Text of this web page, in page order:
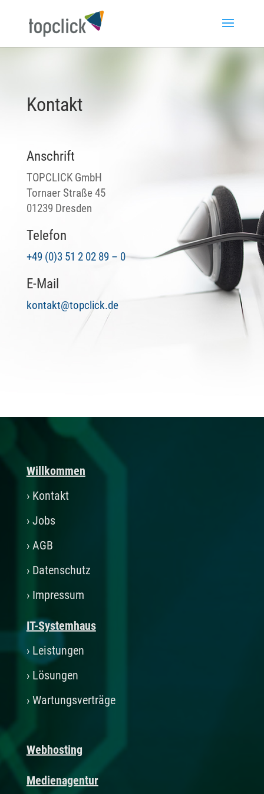
Kontakt
Anschrift
TOPCLICK GmbH
Tornaer Straße 45
01239 Dresden
Telefon
+49 (0)3 51 ­2 02 89 – 0
E-Mail
kontakt@topclick.de
Willkommen
› Kontakt
› Jobs
› AGB
› Datenschutz
› Impressum
IT-Systemhaus
› Leistungen
› Lösungen
› Wartungsverträge
Webhosting
Medienagentur